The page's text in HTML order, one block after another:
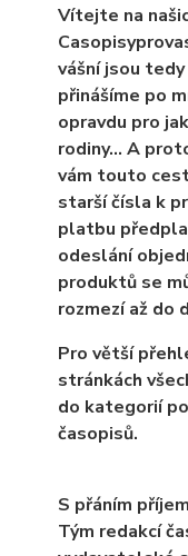
Vítejte na
vášní jsou
přinášíme po
opravdu pro
rodiny… A
vám touto
starší čísla k
platbu
odeslání
produktů se
rozmezí až do
Pro větší
stránkách
do kategorií
časopisů.
S přáním
Tým redakcí